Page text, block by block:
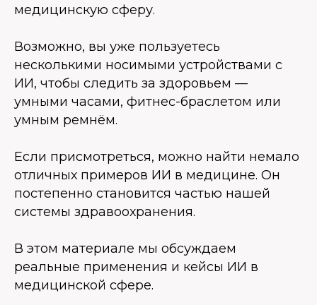
медицинскую сферу.
Возможно, вы уже пользуетесь
несколькими носимыми устройствами с
ИИ, чтобы следить за здоровьем —
умными часами, фитнес-браслетом или
умным ремнём.
Если присмотреться, можно найти немало
отличных примеров ИИ в медицине. Он
постепенно становится частью нашей
системы здравоохранения.
В этом материале мы обсуждаем
реальные применения и кейсы ИИ в
медицинской сфере.